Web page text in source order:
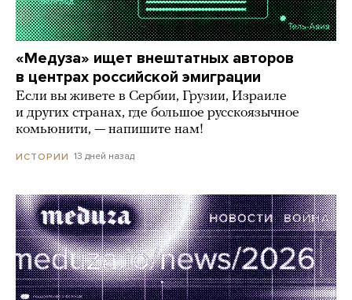
«Медуза» ищет внештатных авторов
в центрах российской эмиграции
Если вы живете в Сербии, Грузии, Израиле
и других странах, где большое русскоязычное
комьюнити, — напишите нам!
ИСТОРИИ 13 дней назад